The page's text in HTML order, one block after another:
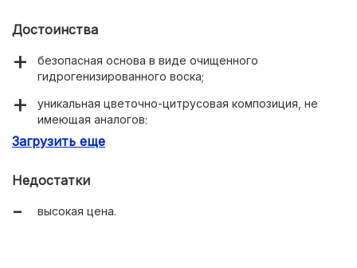
Достоинства
безопасная основа в виде очищенного
гидрогенизированного воска;
уникальная цветочно-цитрусовая композиция, не
имеющая аналогов;
20% натуральных ароматических эссенций высшего
эффект потрескивания, который достигается
Загрузить еще
Недостатки
высокая цена.